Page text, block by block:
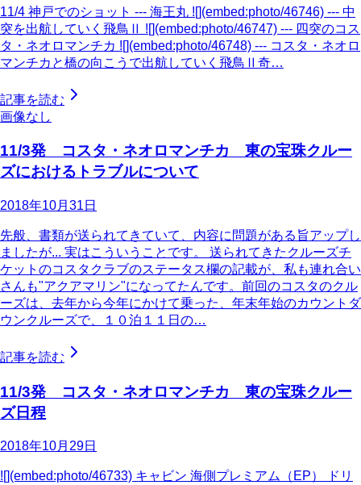
11/4 神戸でのショット --- 海王丸 ![](embed:photo/46746) --- 中
突を出航していく飛鳥Ⅱ ![](embed:photo/46747) --- 四突のコス
タ・ネオロマンチカ ![](embed:photo/46748) --- コスタ・ネオロ
マンチカと橋の向こうで出航していく飛鳥Ⅱ奇…
記事を読む
画像なし
11/3発 コスタ・ネオロマンチカ 東の宝珠クルー
ズにおけるトラブルについて
2018年10月31日
先般、書類が送られてきていて、内容に問題がある旨アップし
ましたが... 実はこういうことです。 送られてきたクルーズチ
ケットのコスタクラブのステータス欄の記載が、私も連れ合い
さんも"アクアマリン"になってたんです。前回のコスタのクル
ーズは、去年から今年にかけて乗った、年末年始のカウントダ
ウンクルーズで、１０泊１１日の…
記事を読む
11/3発 コスタ・ネオロマンチカ 東の宝珠クルー
ズ日程
2018年10月29日
![](embed:photo/46733) キャビン 海側プレミアム（EP） ドリ